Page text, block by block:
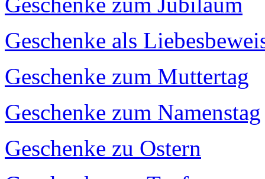
Geschenke als
Geschenke zum Muttertag
Geschenke zum Namenstag
Geschenke zu Ostern